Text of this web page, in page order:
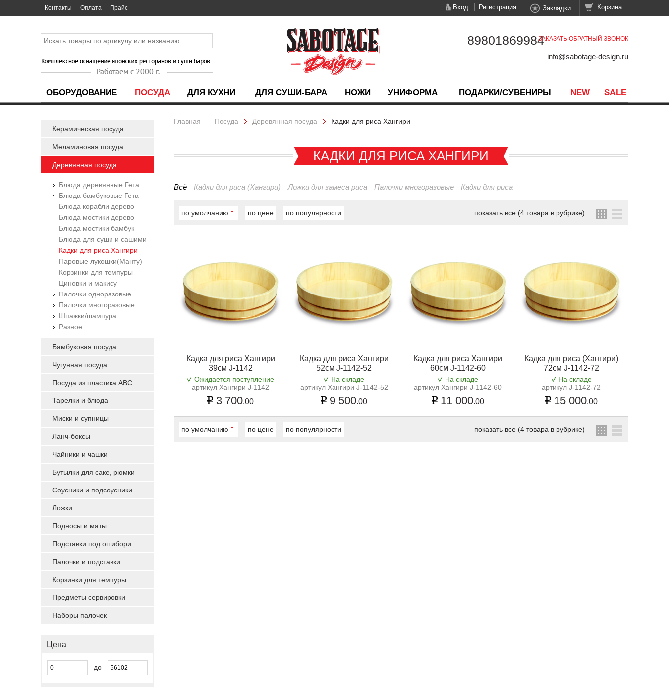
Контакты Оплата Прайс Вход Регистрация Закладки Корзина
ОБОРУДОВАНИЕ ПОСУДА ДЛЯ КУХНИ ДЛЯ СУШИ-БАРА НОЖИ УНИФОРМА ПОДАРКИ/СУВЕНИРЫ NEW SALE
89801869984ЗАКАЗАТЬ ОБРАТНЫЙ ЗВОНОК
info@sabotage-design.ru
Керамическая посуда
Меламиновая посуда
Деревянная посуда
Блюда деревянные Гета
Блюда бамбуковые Гета
Блюда корабли дерево
Блюда мостики дерево
Блюда мостики бамбук
Блюда для суши и сашими
Кадки для риса Хангири
Паровые лукошки(Манту)
Корзинки для темпуры
Циновки и макису
Палочки одноразовые
Палочки многоразовые
Шпажки/шампура
Разное
Бамбуковая посуда
Чугунная посуда
Посуда из пластика ABC
Тарелки и блюда
Миски и супницы
Ланч-боксы
Чайники и чашки
Бутылки для саке, рюмки
Соусники и подсоусники
Ложки
Подносы и маты
Подставки под ошибори
Палочки и подставки
Корзинки для темпуры
Предметы сервировки
Наборы палочек
Цена
до
Главная Посуда Деревянная посуда Кадки для риса Хангири
КАДКИ ДЛЯ РИСА ХАНГИРИ
Всё Кадки для риса (Хангири) Ложки для замеса риса Палочки многоразовые Кадки для риса
по умолчанию по цене по популярности показать все (4 товара в рубрике)
Кадка для риса Хангири
39см J-1142
Ожидается поступление
артикул Хангири J-1142
3 700.00
Кадка для риса Хангири
52см J-1142-52
На складе
артикул Хангири J-1142-52
9 500.00
Кадка для риса Хангири
60см J-1142-60
На складе
артикул Хангири J-1142-60
11 000.00
Кадка для риса (Хангири)
72см J-1142-72
На складе
артикул J-1142-72
15 000.00
по умолчанию по цене по популярности показать все (4 товара в рубрике)